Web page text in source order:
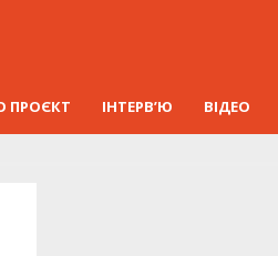
ПРОЄКТ ІНТЕРВ’Ю ВІДЕО